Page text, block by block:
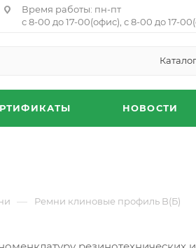
Время работы: пн-пт
с 8-00 до 17-00(офис), с 8-00 до 17-
Каталог
НОВОСТИ
— Ремни клиновые профиль B(Б)